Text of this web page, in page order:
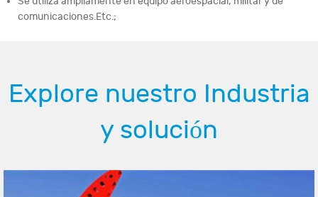
comunicaciones.Etc.;
Explore nuestro Industria
y solución